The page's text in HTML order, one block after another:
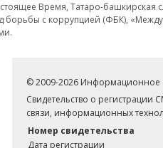
Время, Татаро-
с коррупцией (ФБК),
© 2009-2026 Информационное
Свидетельство о
связи, информационных
Номер свидетельства
Дата регистрации